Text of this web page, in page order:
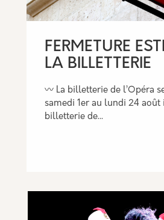
FERMETURE
LA BILLETTERIE
〰️ La billetterie de l’Opéra
samedi 1er au lundi 24 août
billetterie de…